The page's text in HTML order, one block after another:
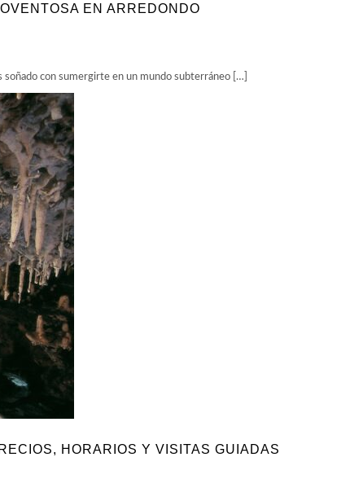
EN ARREDONDO
con sumergirte en un mundo subterráneo […]
HORARIOS Y VISITAS GUIADAS